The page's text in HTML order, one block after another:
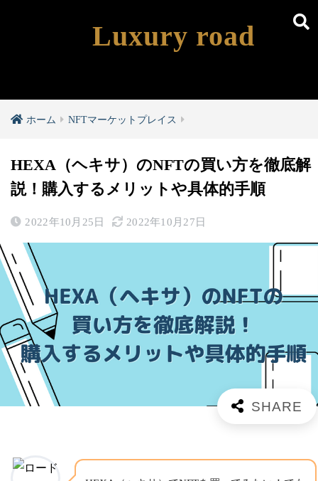
Luxury road
ホーム NFTマーケットプレイス
HEXA（ヘキサ）のNFTの買い方を徹底解
説！購入するメリットや具体的手順
2022年10月25日 2022年10月27日